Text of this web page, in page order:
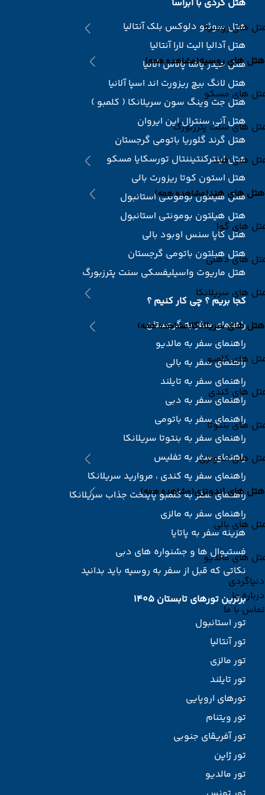
های روسیه
هتل های روسیه(مشاهده همه)
های مسکو
های سنت پترزبورگ
های هند
هتل های هند(مشاهده همه)
های گوا
های دهلی
های سریلانکا
هتل های سریلانکا(مشاهده همه)
های کلمبو
های کندی
های بنتوتا
های اندونزی
هتل های اندونزی(مشاهده همه)
های بالی
های مالدیو
دنیاگردی
درباره ما
تماس با ما
هتل گردی با ابرآسا
هتل سوئنو دلوکس بلک آنتالیا
هتل آدالیا الیت لارا آنتالیا
هتل حیدر پاشا پالاس آلانیا
هتل لانگ بیچ ریزورت اند اسپا آلانیا
هتل جت وینگ سون سریلانکا ( کلمبو )
هتل آنی سنترال این ایروان
هتل گرند گلوریا باتومی گرجستان
هتل اینترکنتیننتال تورسکایا مسکو
هتل استون کوتا ریزورت بالی
هتل هیلتون بومونتی استانبول
هتل هیلتون بومونتی استانبول
هتل کاپا سنس اوبود بالی
هتل هیلتون باتومی گرجستان
هتل ماریوت واسیلیفسکی سنت پترزبورگ
کجا بریم ؟ چی کار کنیم ؟
راهنمای سفر به گرجستان
راهنمای سفر به مالدیو
راهنمای سفر به بالی
راهنمای سفر به تایلند
راهنمای سفر به دبی
راهنمای سفر به باتومی
راهنمای سفر به بنتوتا سریلانکا
راهنمای سفر به تفلیس
راهنمای سفر یه کندی ، مروارید سریلانکا
راهنمای سفر به کلمبو پایتخت جذاب سریلانکا
راهنمای سفر به مالزی
هزینه سفر به پاتایا
فستیوال ها و جشنواره های دبی
نکاتی که قبل از سفر به روسیه باید بدانید
برترین تورهای تابستان 1405
تور استانبول
تور آنتالیا
تور مالزی
تور تایلند
تورهای اروپایی
تور ویتنام
تور آفریقای جنوبی
تور ژاپن
تور مالدیو